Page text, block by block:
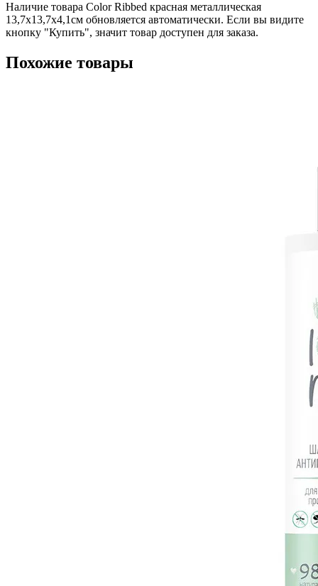
Наличие товара Color Ribbed красная металлическая
13,7х13,7х4,1cм обновляется автоматически. Если вы видите
кнопку "Купить", значит товар доступен для заказа.
Похожие товары